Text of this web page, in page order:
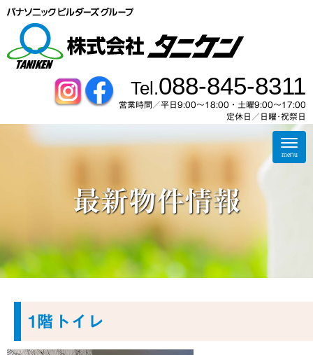
Tel.088-845-8311
営業時間／平日9:00～18:00・土曜9:00〜17:00
定休日／日曜･祝祭日
N
a
v
menu
最新物件情報
1階トイレ